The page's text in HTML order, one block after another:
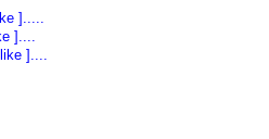
].....
]....
]....